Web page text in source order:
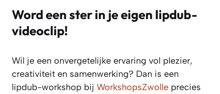
Word een ster in je eigen lipdub-
videoclip!
Wil je een onvergetelijke ervaring vol plezier,
creativiteit en samenwerking? Dan is een
lipdub-workshop bij WorkshopsZwolle precies